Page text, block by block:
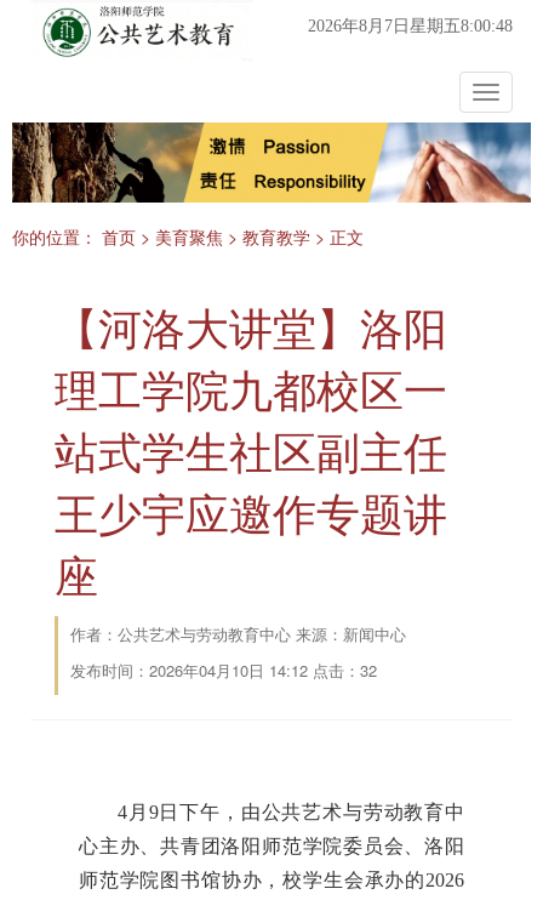
2026年8月7日星期五8:00:48
Toggle
你的位置： 首页 > 美育聚焦 > 教育教学 > 正文
【河洛大讲堂】洛阳
理工学院九都校区一
站式学生社区副主任
王少宇应邀作专题讲
座
作者：公共艺术与劳动教育中心 来源：新闻中心
发布时间：2026年04月10日 14:12 点击： 32
4月9日下午，由公共艺术与劳动教育中
心主办、共青团洛阳师范学院委员会、洛阳
师范学院图书馆协办，校学生会承办的2026